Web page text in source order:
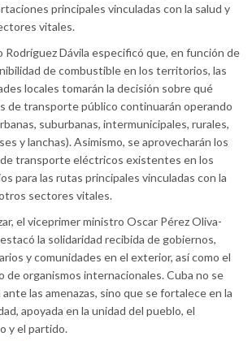
principales vinculadas con la salud y
vitales.
Rodríguez Dávila especificó que, en función de
de combustible en los territorios, las
locales tomarán la decisión sobre qué
de transporte público continuarán operando
suburbanas, intermunicipales, rurales,
y lanchas). Asimismo, se aprovecharán los
transporte eléctricos existentes en los
para las rutas principales vinculadas con la
sectores vitales.
el viceprimer ministro Oscar Pérez Oliva-
la solidaridad recibida de gobiernos,
y comunidades en el exterior, así como el
de organismos internacionales. Cuba no se
ante las amenazas, sino que se fortalece en la
apoyada en la unidad del pueblo, el
y el partido.